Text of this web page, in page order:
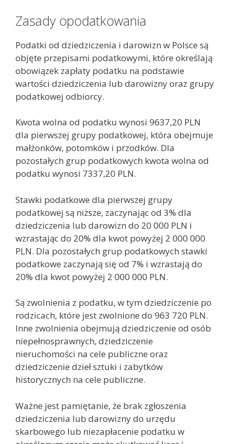
Zasady opodatkowania
Podatki od dziedziczenia i darowizn w Polsce są
objęte przepisami podatkowymi, które określają
obowiązek zapłaty podatku na podstawie
wartości dziedziczenia lub darowizny oraz grupy
podatkowej odbiorcy.
Kwota wolna od podatku wynosi 9637,20 PLN
dla pierwszej grupy podatkowej, która obejmuje
małżonków, potomków i przodków. Dla
pozostałych grup podatkowych kwota wolna od
podatku wynosi 7337,20 PLN.
Stawki podatkowe dla pierwszej grupy
podatkowej są niższe, zaczynając od 3% dla
dziedziczenia lub darowizn do 20 000 PLN i
wzrastając do 20% dla kwot powyżej 2 000 000
PLN. Dla pozostałych grup podatkowych stawki
podatkowe zaczynają się od 7% i wzrastają do
20% dla kwot powyżej 2 000 000 PLN.
Są zwolnienia z podatku, w tym dziedziczenie po
rodzicach, które jest zwolnione do 963 720 PLN.
Inne zwolnienia obejmują dziedziczenie od osób
niepełnosprawnych, dziedziczenie
nieruchomości na cele publiczne oraz
dziedziczenie dzieł sztuki i zabytków
historycznych na cele publiczne.
Ważne jest pamiętanie, że brak zgłoszenia
dziedziczenia lub darowizny do urzędu
skarbowego lub niezapłacenie podatku w